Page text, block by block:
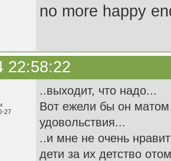
no more happy
22:58:22
27
..выходит, что надо...
Вот ежели бы он матом
удовольствия...
..и мне не очень
дети за их детство